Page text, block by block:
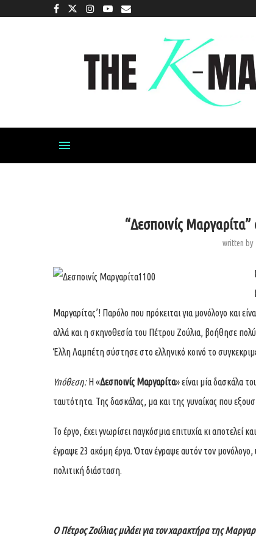
“Δεσποινίς
written by
Μαργαρίτας’! Παρόλο που πρόκειται για μονόλογο και
αλλά και η σκηνοθεσία του Πέτρου Ζούλια, βοήθησε
Έλλη Λαμπέτη σύστησε στο ελληνικό κοινό το
Υπόθεση:Η «Δεσποινίς Μαργαρίτα» είναι μία δασκάλα
ταυτότητα. Της δασκάλας, μα και της γυναίκας που
Το έργο, έχει γνωρίσει παγκόσμια επιτυχία κι αποτελεί
έγραψε 23 ακόμη έργα. Όταν έγραψε αυτόν τον μονόλογο,
πολιτική διάσταση.
Ο Πέτρος Ζούλιας μιλάει για τον χαρακτήρα της